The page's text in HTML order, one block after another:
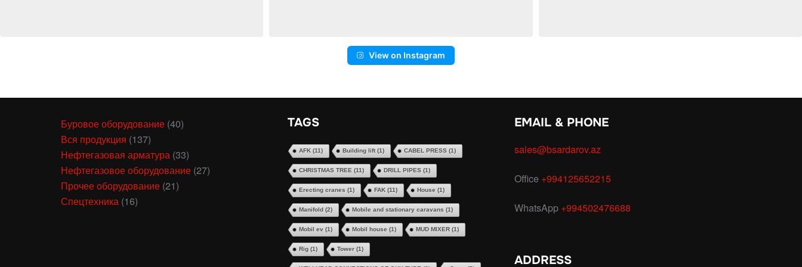
View on Instagram
Буровое оборудование (40)
Вся продукция (137)
Нефтегазовая арматура (33)
Нефтегазовое оборудование (27)
Прочее оборудование (21)
Спецтехника (16)
TAGS
AFK (11) Building lift(1) CABEL PRESS (1)
CHRISTMAS TREE (11) DRILL PIPES (1)
Erecting cranes (1) FAK (11) House (1)
Manifold (2) Mobile and stationary caravans (1)
Mobil ev (1) Mobil house (1) MUD MIXER (1)
Rig (1) Tower (1)
EMAIL & PHONE
sales@bsardarov.az
Office +994125652215
WhatsApp +994502476688
ADDRESS